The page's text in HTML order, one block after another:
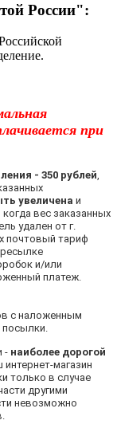
России":
при
- 350 рублей
увеличена и
вес заказанных
удален от г.
почтовый тариф
и/или
платеж.
с наложенным
- наиболее дорогой
интернет-магазин
только в случае
другими
невозможно